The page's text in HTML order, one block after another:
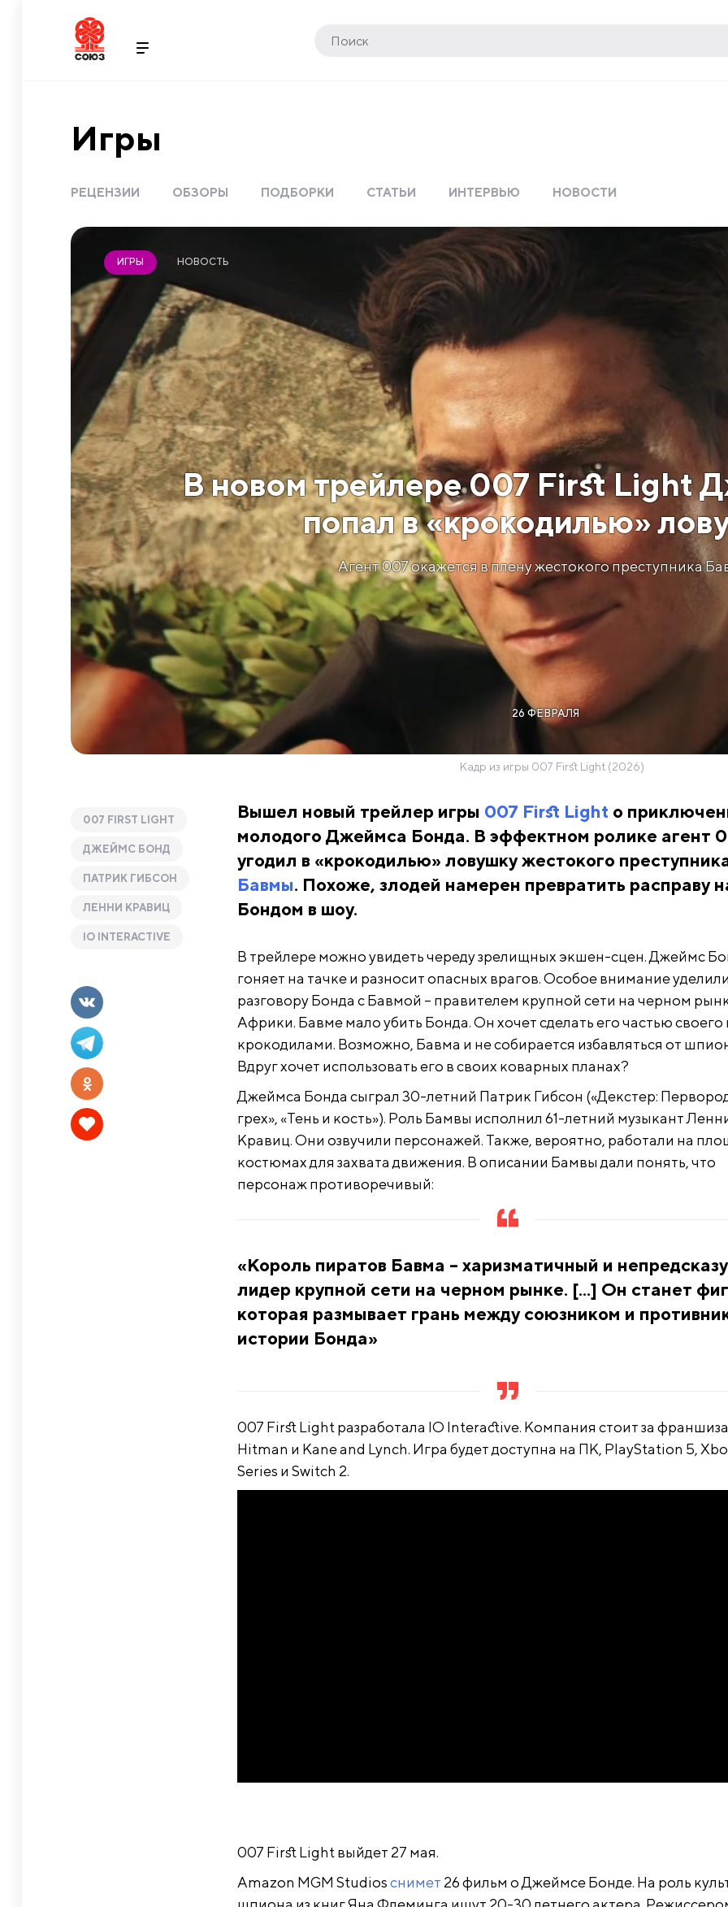
Игры
РЕЦЕНЗИИ ОБЗОРЫ ПОДБОРКИ СТАТЬИ ИНТЕРВЬЮ НОВОСТИ
В новом трейлере 007 First Light
попал в «крокодилью»
Агент 007 окажется в плену жестокого преступника
ИГРЫ НОВОСТЬ
26 ФЕВРАЛЯ
Кадр из игры 007 First Light (2026)
007 FIRST LIGHT
ДЖЕЙМС БОНД
ПАТРИК ГИБСОН
ЛЕННИ КРАВИЦ
IO INTERACTIVE
Вышел новый трейлер игры 007 First Light о
молодого Джеймса Бонда. В эффектном ролике агент
угодил в «крокодилью» ловушку жестокого
Бавмы. Похоже, злодей намерен превратить расправу
Бондом в шоу.
В трейлере можно увидеть череду зрелищных экшен-сцен. Джеймс
гоняет на тачке и разносит опасных врагов. Особое внимание уделили
разговору Бонда с Бавмой – правителем крупной сети на черном
Африки. Бавме мало убить Бонда. Он хочет сделать его частью своего
крокодилами. Возможно, Бавма и не собирается избавляться от
Вдруг хочет использовать его в своих коварных планах?
Джеймса Бонда сыграл 30-летний Патрик Гибсон («Декстер:
грех», «Тень и кость»). Роль Бамвы исполнил 61-летний музыкант
Кравиц. Они озвучили персонажей. Также, вероятно, работали на
костюмах для захвата движения. В описании Бамвы дали понять, что
персонаж противоречивый:
«Король пиратов Бавма – харизматичный и
лидер крупной сети на черном рынке. [...] Он станет
которая размывает грань между союзником и
истории Бонда»
007 First Light разработала IO Interactive. Компания стоит за
Hitman и Kane and Lynch. Игра будет доступна на ПК, PlayStation 5,
Series и Switch 2.
007 First Light выйдет 27 мая.
Amazon MGM Studiosснимет 26 фильм о Джеймсе Бонде. На роль